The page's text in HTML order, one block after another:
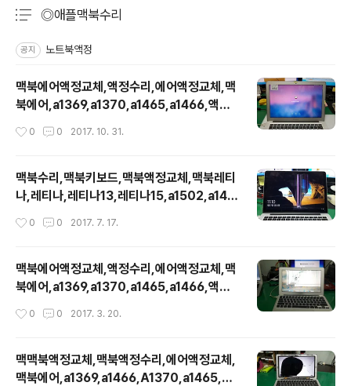
◎애플맥북수리
공지 노트북액정
맥북에어액정교체,액정수리,에어액정교체,맥
북에어,a1369,a1370,a1465,a1466,액정
0 0 2017. 10. 31.
맥북수리,맥북키보드,맥북액정교체,맥북레티
나,레티나,레티나13,레티나15,a1502,a142
5,a1398,retina
0 0 2017. 7. 17.
맥북에어액정교체,액정수리,에어액정교체,맥
북에어,a1369,a1370,a1465,a1466,액정
0 0 2017. 3. 20.
맥맥북액정교체,맥북액정수리,에어액정교체,
맥북에어,a1369,a1466,A1370,a1465,액